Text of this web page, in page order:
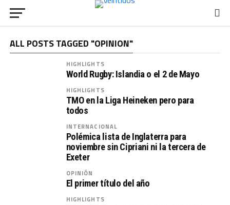
ALL POSTS TAGGED "OPINION"
HIGHLIGHTS
World Rugby: Islandia o el 2 de Mayo
HIGHLIGHTS
TMO en la Liga Heineken pero para
todos
INTERNACIONAL
Polémica lista de Inglaterra para
noviembre sin Cipriani ni la tercera de
Exeter
OPINIÓN
El primer título del año
HIGHLIGHTS